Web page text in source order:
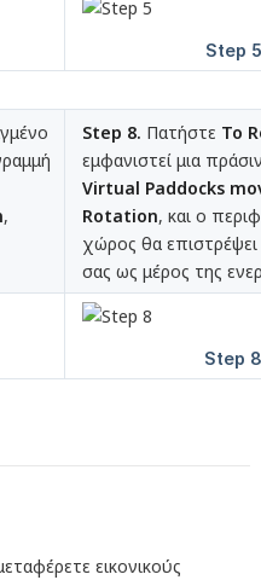
,
Step 8. Πατήστε To
εμφανιστεί μια
Virtual Paddocks
Rotation, και ο
χώρος θα
σας ως μέρος της
εικονικούς